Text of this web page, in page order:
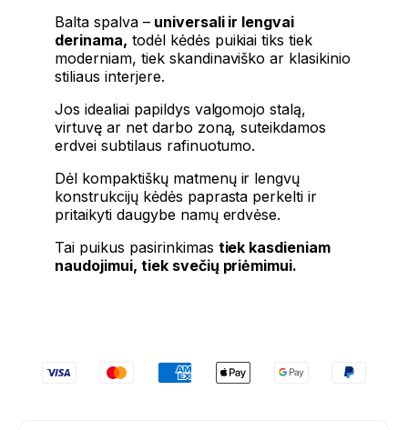
Balta spalva –universali ir lengvai
derinama, todėl kėdės puikiai tiks tiek
moderniam, tiek skandinaviško ar klasikinio
stiliaus interjere.
Jos idealiai papildys valgomojo stalą,
virtuvę ar net darbo zoną, suteikdamos
erdvei subtilaus rafinuotumo.
Dėl kompaktiškų matmenų ir lengvų
konstrukcijų kėdės paprasta perkelti ir
pritaikyti daugybe namų erdvėse.
Tai puikus pasirinkimas tiek kasdieniam
naudojimui, tiek svečių priėmimui.